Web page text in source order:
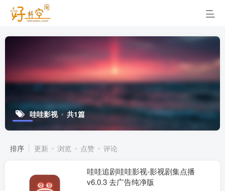
哇哇影视 共1篇
排序 更新 浏览 点赞 评论
哇哇追剧哇哇影视-影视剧集点播
v6.0.3 去广告纯净版